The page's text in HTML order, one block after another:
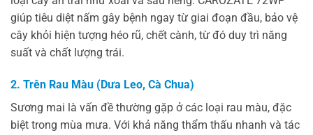
giúp tiêu diệt nấm gây bệnh ngay từ giai đoạn đầu, bảo vệ
cây khỏi hiện tượng héo rũ, chết cành, từ đó duy trì năng
suất và chất lượng trái.
2. Trên Rau Màu (Dưa Leo, Cà Chua)
Sương mai là vấn đề thường gặp ở các loại rau màu, đặc
biệt trong mùa mưa. Với khả năng thẩm thấu nhanh và tác